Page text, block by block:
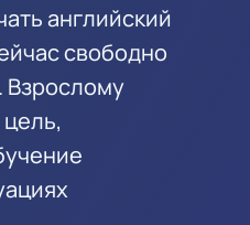
английский
свободно
Взрослому